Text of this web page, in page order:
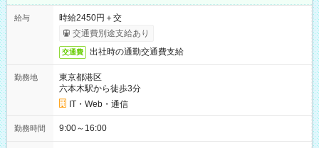
給与
時給2450円＋交
交通費別途支給あり
交通費 出社時の通勤交通費支給
勤務地
東京都港区
六本木駅から徒歩3分
IT・Web・通信
勤務時間 9:00～16:00